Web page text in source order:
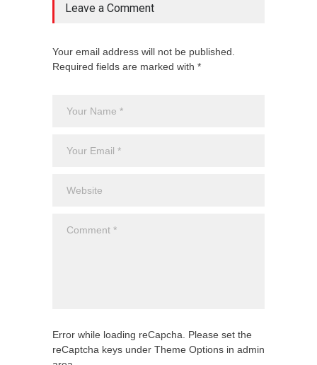
Leave a Comment
Your email address will not be published.
Required fields are marked with *
Error while loading reCapcha. Please set the
reCaptcha keys under Theme Options in admin